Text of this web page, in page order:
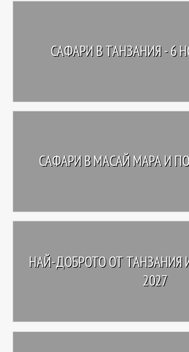
САФАРИ В ТАНЗАНИЯ - 6
САФАРИ В МАСАЙ МАРА И
НАЙ-ДОБРОТО ОТ ТАНЗАНИЯ
2027